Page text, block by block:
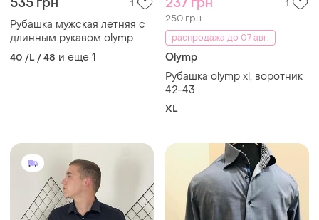
1
Рубашка мужская летняя с
длинным рукавом olymp
40 /L / 48 и еще 1
1
250 грн
распродажа до 07 авг.
Olymp
Рубашка olymp xl, воротник
42-43
XL